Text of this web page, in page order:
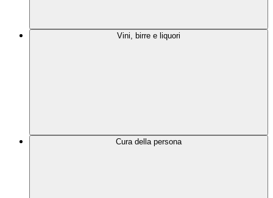
Vini, birre e liquori
Cura della persona